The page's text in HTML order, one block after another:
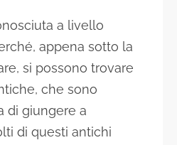
a livello
appena sotto la
si possono trovare
che sono
di giungere a
di questi antichi